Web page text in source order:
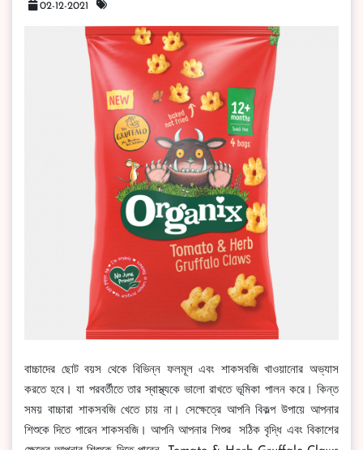
02-12-2021
বাচ্চাদের ছোট বয়স থেকে বিভিন্ন ফলমূল এবং শাকসবজি খাওয়ানোর অভ্যাস
করতে হবে। যা পরবর্তীতে তার স্বাস্থ্যকে ভালো রাখতে ভূমিকা পালন করে। কিন্ত
সময় বাচ্চারা শাকসবজি খেতে চায় না। সেক্ষেত্রে আপনি বিকল্প উপায়ে আপনার
শিশুকে দিতে পারেন শাকসবজি। আপনি আপনার শিশুর সঠিক বৃদ্ধি এবং বিকাশের